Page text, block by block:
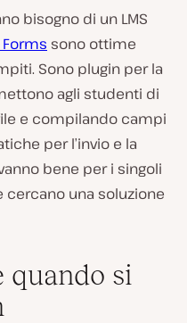
bisogno di un LMS
Forms sono ottime
Sono plugin per la
agli studenti di
e compilando campi
per l’invio e la
bene per i singoli
una soluzione
quando si